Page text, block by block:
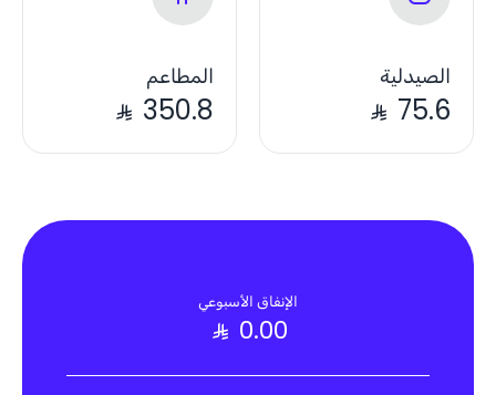
الصيدلية
75.6
المطاعم
350.8
الإنفاق الأسبوعي
0.00